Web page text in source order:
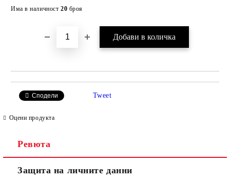
Има в наличност 20 броя
Сподели Tweet
Оцени продукта
Ревюта
Защита на личните данни